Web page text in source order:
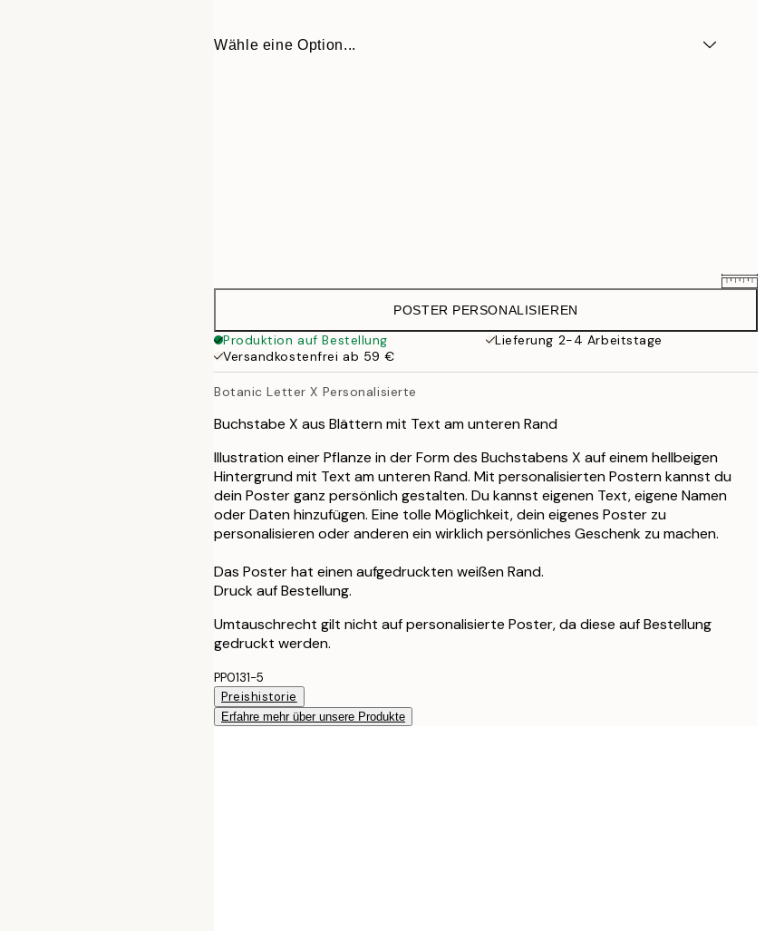
Wähle eine Option...
31,95 €
41,95 €
POSTER PERSONALISIEREN
Produktion auf Bestellung
Lieferung 2-4 Arbeitstage
Versandkostenfrei ab 59 €
Botanic Letter X Personalisierte
Buchstabe X aus Blättern mit Text am unteren Rand
Illustration einer Pflanze in der Form des Buchstabens X auf einem hellbeigen
Hintergrund mit Text am unteren Rand. Mit personalisierten Postern kannst du
dein Poster ganz persönlich gestalten. Du kannst eigenen Text, eigene Namen
oder Daten hinzufügen. Eine tolle Möglichkeit, dein eigenes Poster zu
personalisieren oder anderen ein wirklich persönliches Geschenk zu machen.
Das Poster hat einen aufgedruckten weißen Rand.
Druck auf Bestellung.
Umtauschrecht gilt nicht auf personalisierte Poster, da diese auf Bestellung
gedruckt werden.
PP0131-5
Preishistorie
Erfahre mehr über unsere Produkte